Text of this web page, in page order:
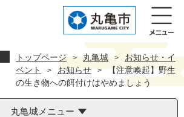
トップページ > 丸亀城 >
お知らせ・イ
ベント
> お知らせ > 【注意喚起】野生
の生き物への餌付けはやめましょう
丸亀城メニュー